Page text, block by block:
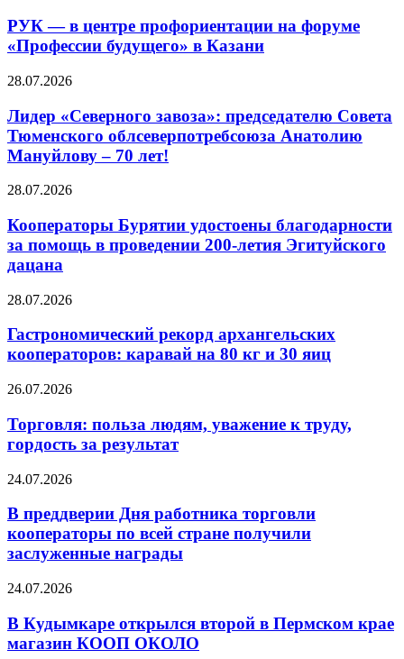
РУК — в центре профориентации на форуме
«Профессии будущего» в Казани
28.07.2026
Лидер «Северного завоза»: председателю Совета
Тюменского облсеверпотребсоюза Анатолию
Мануйлову – 70 лет!
28.07.2026
Кооператоры Бурятии удостоены благодарности
за помощь в проведении 200-летия Эгитуйского
дацана
28.07.2026
Гастрономический рекорд архангельских
кооператоров: каравай на 80 кг и 30 яиц
26.07.2026
Торговля: польза людям, уважение к труду,
гордость за результат
24.07.2026
В преддверии Дня работника торговли
кооператоры по всей стране получили
заслуженные награды
24.07.2026
В Кудымкаре открылся второй в Пермском крае
магазин КООП ОКОЛО